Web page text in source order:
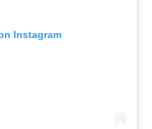
Instagram